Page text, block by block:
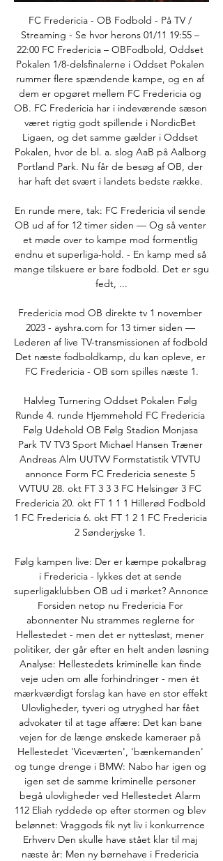
FC Fredericia - OB Fodbold - På TV /
Streaming - Se hvor herons 01/11 19:55 –
22:00 FC Fredericia – OBFodbold, Oddset
Pokalen 1/8-delsfinalerne i Oddset Pokalen
rummer flere spændende kampe, og en af
dem er opgøret mellem FC Fredericia og
OB. FC Fredericia har i indeværende sæson
været rigtig godt spillende i NordicBet
Ligaen, og det samme gælder i Oddset
Pokalen, hvor de bl. a. slog AaB på Aalborg
Portland Park. Nu får de besøg af OB, der
har haft det svært i landets bedste række.
En runde mere, tak: FC Fredericia vil sende
OB ud af for 12 timer siden — Og så venter
et møde over to kampe mod formentlig
endnu et superliga-hold. - En kamp med så
mange tilskuere er bare fodbold. Det er sgu
fedt, ...
Fredericia mod OB direkte tv 1 november
2023 - ayshra.com for 13 timer siden —
Lederen af live TV-transmissionen af fodbold
Det næste fodboldkamp, du kan opleve, er
FC Fredericia - OB som spilles næste 1.
Halvleg Turnering Oddset Pokalen Følg
Runde 4. runde Hjemmehold FC Fredericia
Følg Udehold OB Følg Stadion Monjasa
Park TV TV3 Sport Michael Hansen Træner
Andreas Alm UUTVV Formstatistik VTVTU
annonce Form FC Fredericia seneste 5
VVTUU 28. okt FT 3 3 3 FC Helsingør 3 FC
Fredericia 20. okt FT 1 1 1 Hillerød Fodbold
1 FC Fredericia 6. okt FT 1 2 1 FC Fredericia
2 Sønderjyske 1.
Følg kampen live: Der er kæmpe pokalbrag
i Fredericia - lykkes det at sende
superligaklubben OB ud i mørket? Annonce
Forsiden netop nu Fredericia For
abonnenter Nu strammes reglerne for
Hellestedet - men det er nyttesløst, mener
politiker, der går efter en helt anden løsning
Analyse: Hellestedets kriminelle kan finde
veje uden om alle forhindringer - men ét
mærkværdigt forslag kan have en stor effekt
Ulovligheder, tyveri og utryghed har fået
advokater til at tage affære: Det kan bane
vejen for de længe ønskede kameraer på
Hellestedet 'Viceværten', 'bænkemanden'
og tunge drenge i BMW: Nabo har igen og
igen set de samme kriminelle personer
begå ulovligheder ved Hellestedet Alarm
112 Eliah ryddede op efter stormen og blev
belønnet: Vraggods fik nyt liv i konkurrence
Erhverv Den skulle have stået klar til maj
næste år: Men ny børnehave i Fredericia